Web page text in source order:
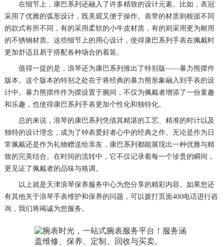
在细节上，康巴系列还融入了许多精致的设计元素。比如，表冠
采用了优雅的弧形设计，既美观又便于操作。表带的材质则根据不同
的款式有所不同，有的采用柔软的小牛皮材质，有的则采用更为耐用
的不锈钢材质。这些细节上的用心设计，使得康巴系列手表在佩戴时
更加舒适且易于搭配各种场合的着装。
值得一提的是，浪琴还为康巴系列推出了特别版——暴力熊摆件
版本。这个版本的特别之处在于将经典的暴力熊形象融入到手表的设
计中。暴力熊摆件作为摆设置于腕间，不仅为佩戴者增添了一份童趣
和乐趣，也使得康巴系列手表更加个性化和独特化。
总的来说，浪琴的康巴系列凭借其精湛的工艺、精准的时计以及
独特的设计理念，成为了钟表爱好者心中的经典之作。无论是作为日
常佩戴还是作为礼物赠送给亲友，康巴系列都能展现出一种优雅与精
致的完美结合。在时间的流转中，它不仅记录着每一个珍贵的瞬间，
更见证了佩戴者的品味与格调。
以上就是天津浪琴保养服务中心为您分享的精彩内容。如果您还
有其他关于浪琴手表维护和保养的问题，可以拨打页面400电话进行咨
询，我们将竭诚为您服务。